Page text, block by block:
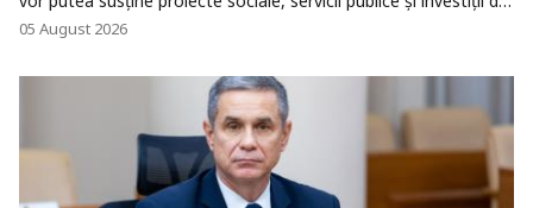
care cetățenii au nevoie. Guvernul a aprobat mecanismul de
punere în aplicare a Legii privind utilizarea în scopuri sociale sau
05 August 2026